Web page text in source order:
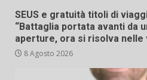
SEUS e gratuità titoli di
“Battaglia portata avanti da
aperture, ora si risolva nelle
8 Agosto 2026